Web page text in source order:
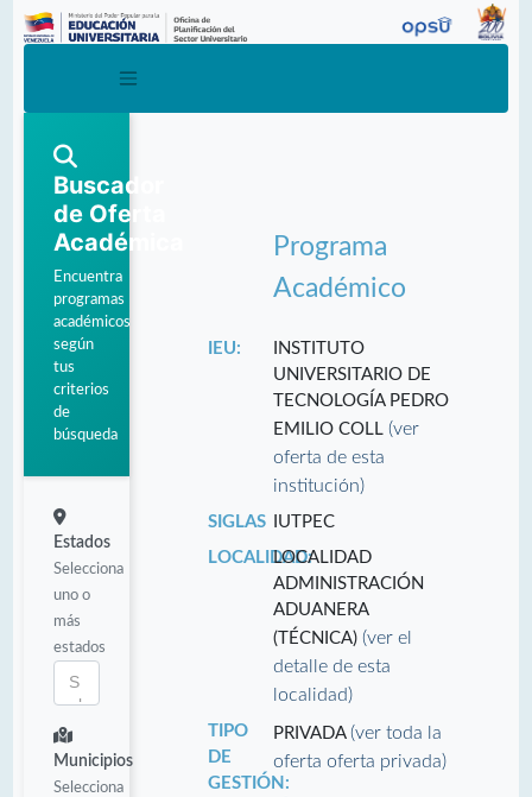
Buscador
de Oferta
Académica
Encuentra
programas
académicos
según
tus
criterios
de
búsqueda
Estados
Selecciona
uno o
más
estados
Municipios
Selecciona
Programa
Académico
IEU:
INSTITUTO
UNIVERSITARIO DE
TECNOLOGÍA PEDRO
EMILIO COLL(ver
oferta de esta
institución)
SIGLAS
IUTPEC
LOCALIDAD:LOCALIDAD
ADMINISTRACIÓN
ADUANERA
(TÉCNICA)(ver el
detalle de esta
localidad)
TIPO
DE
GESTIÓN:
PRIVADA(ver toda la
oferta oferta privada)